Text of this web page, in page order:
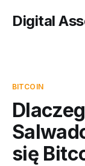
Digital
BITCOIN
się